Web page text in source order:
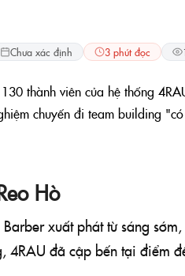
Chưa xác định
3 phút đọc
thành viên của hệ thống
chuyến đi team building
Hò
xuất phát từ sáng
4RAU đã cập bến tại điểm